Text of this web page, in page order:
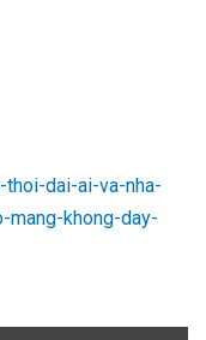
dai-ai-va-nha-
mang-khong-day-